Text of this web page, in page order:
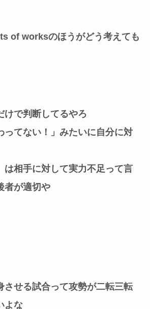
of worksのほうがどう考えても
けで判断してるやろ
ってない！」みたいに自分に対
は相手に対して実力不足って言
者が適切や
させる試合って攻勢が二転三転
よな